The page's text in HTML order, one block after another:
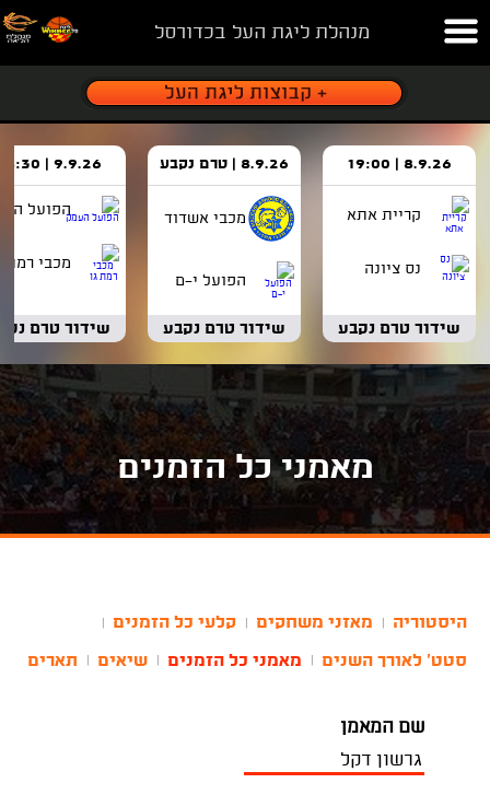
מנהלת ליגת העל בכדורסל
8.9.26 | 19:00
קריית אתא
נס ציונה
שידור טרם נקבע
8.9.26 | טרם נקבע
מכבי אשדוד
הפועל י-ם
שידור טרם נקבע
9.9.26 | 18:30
הפועל
מכבי רמת
שידור טרם
מאמני כל הזמנים
היסטוריה מאזני משחקים קלעי כל הזמנים
סטט' לאורך השנים מאמני כל הזמנים שיאים תארים
שם המאמן